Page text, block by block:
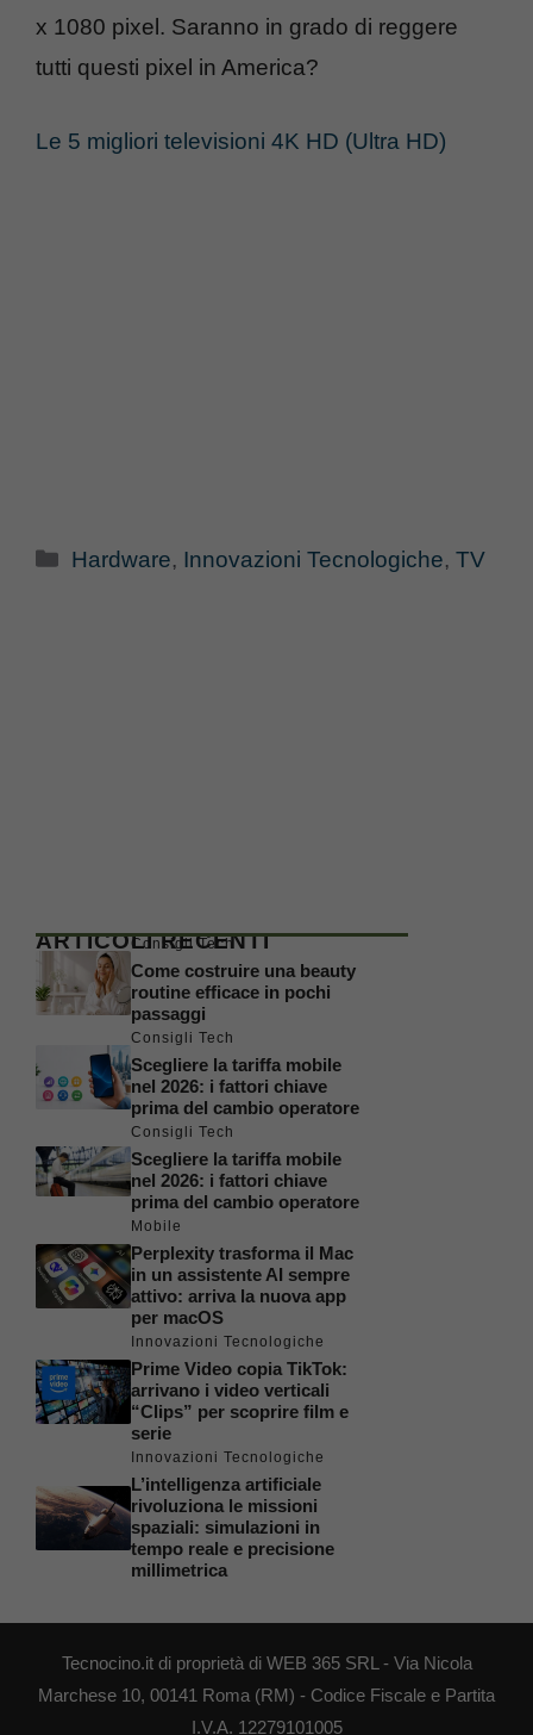
x 1080 pixel. Saranno in grado di reggere
tutti questi pixel in America?
Le 5 migliori televisioni 4K HD (Ultra HD)
Categorie
Hardware, Innovazioni Tecnologiche,TV
ARTICOLI RECENTI
Consigli Tech
Come costruire una beauty
routine efficace in pochi
passaggi
Consigli Tech
Scegliere la tariffa mobile
nel 2026: i fattori chiave
prima del cambio operatore
Consigli Tech
Scegliere la tariffa mobile
nel 2026: i fattori chiave
prima del cambio operatore
Mobile
Perplexity trasforma il Mac
in un assistente AI sempre
attivo: arriva la nuova app
per macOS
Innovazioni Tecnologiche
Prime Video copia TikTok:
arrivano i video verticali
“Clips” per scoprire film e
serie
Innovazioni Tecnologiche
L’intelligenza artificiale
rivoluziona le missioni
spaziali: simulazioni in
tempo reale e precisione
millimetrica
Tecnocino.it di proprietà di WEB 365 SRL - Via Nicola
Marchese 10, 00141 Roma (RM) - Codice Fiscale e Partita
I.V.A. 12279101005